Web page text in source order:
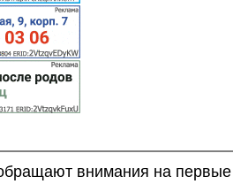
внимания на первые